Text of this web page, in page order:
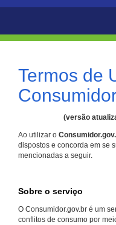
Termos de
(versão
Ao utilizar o
dispostos e concorda em se
mencionadas a seguir.
Sobre o serviço
O Consumidor.gov.br é um
conflitos de consumo por